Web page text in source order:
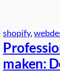
shopify,
maken: